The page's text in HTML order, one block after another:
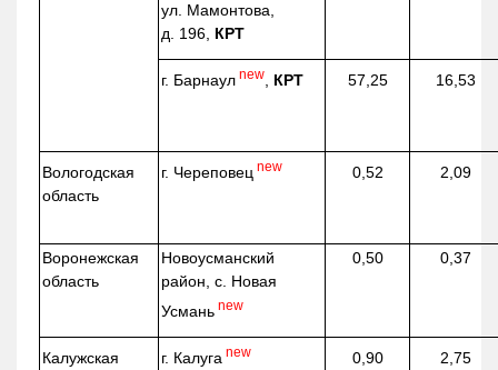
ул. Мамонтова,
д. 196, КРТ
г. Барнаул new КРТ 57,25 16,53
Вологодская
область
г. Череповец new 0,52 2,09
Воронежская
область
Новоусманский
район, с. Новая
Усмань new
0,50 0,37
Калужская
г. Калуга new 0,90 2,75